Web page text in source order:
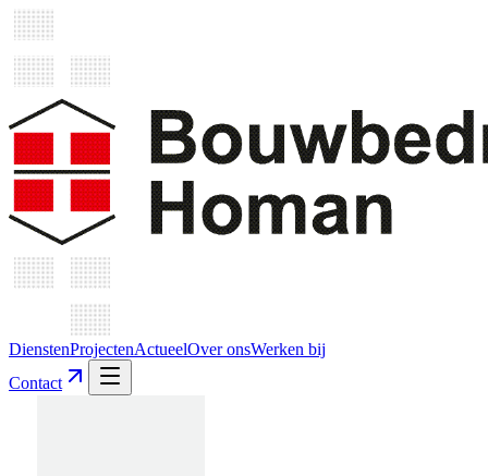
DienstenProjectenActueelOver onsWerken bij
Contact